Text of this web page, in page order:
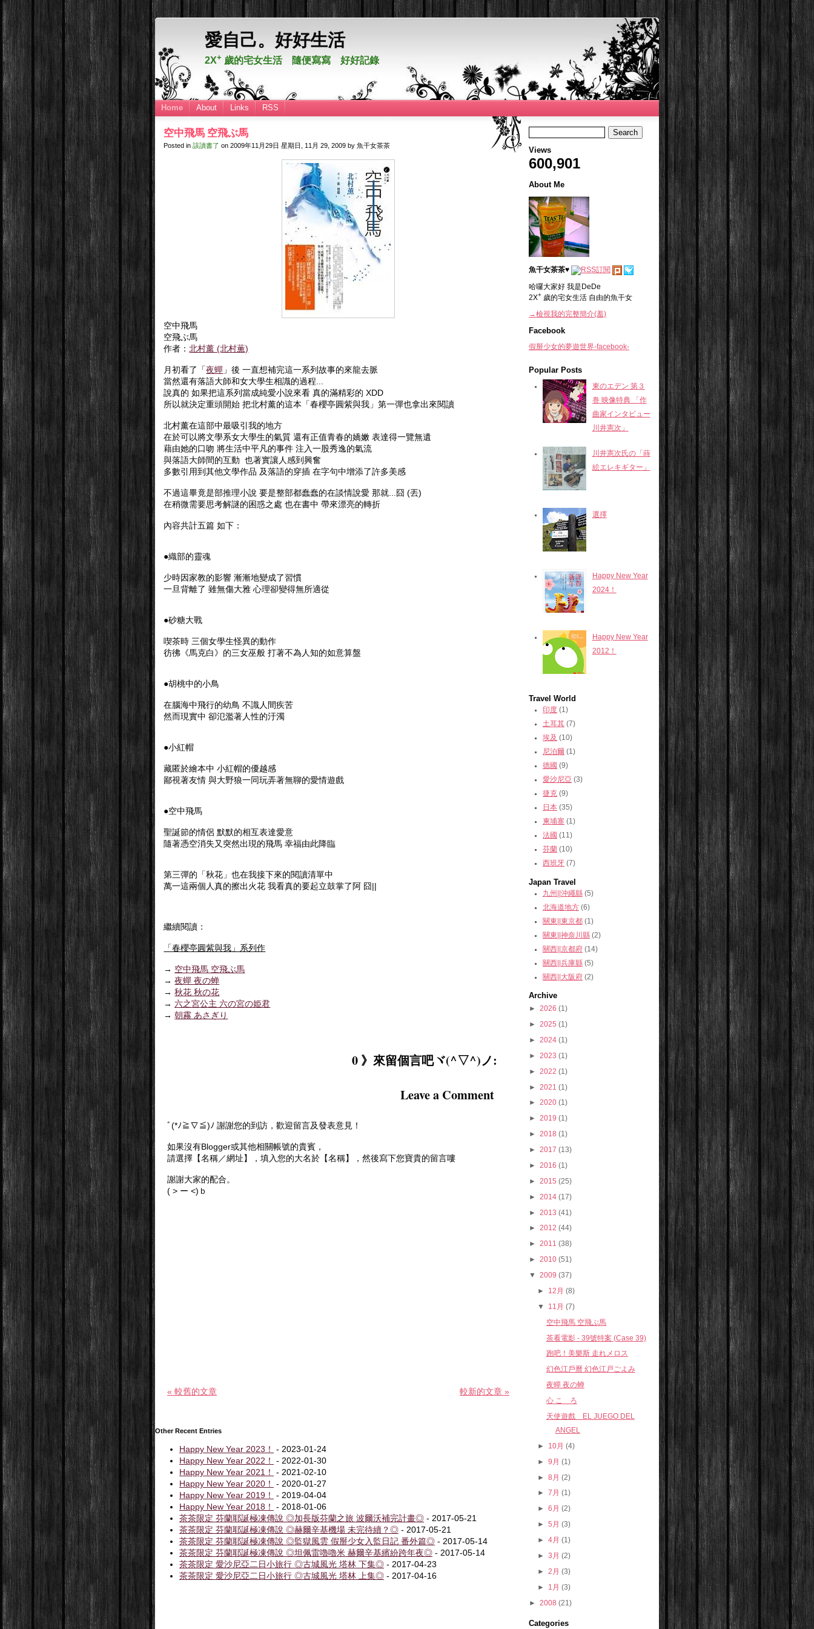
愛自己。好好生活
2X+ 歲的宅女生活 隨便寫寫 好好記錄
Home About Links RSS
空中飛馬 空飛ぶ馬
Posted in該讀書了 on2009年11月29日星期日, 11月 29, 2009by魚干女茶茶
空中飛馬
空飛ぶ馬
作者：北村薰 (北村薫)
月初看了「夜蟬 」後 一直想補完這一系列故事的來龍去脈
當然還有落語大師和女大學生相識的過程...
說真的 如果把這系列當成純愛小說來看 真的滿精彩的 XDD
所以就決定重頭開始 把北村薰的這本「春櫻亭圓紫與我」第一彈也拿出來閱讀
北村薰在這部中最吸引我的地方
在於可以將文學系女大學生的氣質 還有正值青春的嬌嫩 表達得一覽無遺
藉由她的口吻 將生活中平凡的事件 注入一股秀逸的氣流
與落語大師間的互動 也著實讓人感到興奮
多數引用到其他文學作品 及落語的穿插 在字句中增添了許多美感
不過這畢竟是部推理小說 要是整部都蠢蠢的在談情說愛 那就...囧 (丟)
在稍微需要思考解謎的困惑之處 也在書中 帶來漂亮的轉折
內容共計五篇 如下：
●織部的靈魂
少時因家教的影響 漸漸地變成了習慣
一旦背離了 雖無傷大雅 心理卻變得無所適從
●砂糖大戰
喫茶時 三個女學生怪異的動作
彷彿《馬克白》的三女巫般 打著不為人知的如意算盤
●胡桃中的小鳥
在腦海中飛行的幼鳥 不識人間疾苦
然而現實中 卻氾濫著人性的汙濁
●小紅帽
藏匿於繪本中 小紅帽的優越感
鄙視著友情 與大野狼一同玩弄著無聊的愛情遊戲
●空中飛馬
聖誕節的情侶 默默的相互表達愛意
隨著憑空消失又突然出現的飛馬 幸福由此降臨
第三彈的「秋花」也在我接下來的閱讀清單中
萬一這兩個人真的擦出火花 我看真的要起立鼓掌了阿 囧||
繼續閱讀：
「春櫻亭圓紫與我」系列作
→ 空中飛馬 空飛ぶ馬
→夜蟬 夜の蝉
→秋花 秋の花
→六之宮公主 六の宮の姫君
→朝霧 あさぎり
0 》來留個言吧ヾ(^▽^)ノ:
Leave a Comment
ﾞ(*ﾉ≧∇≦)ﾉ 謝謝您的到訪，歡迎留言及發表意見！
如果沒有Blogger或其他相關帳號的貴賓，
請選擇【名稱／網址】，填入您的大名於【名稱】，然後寫下您寶貴的留言嘍
謝謝大家的配合。
( > ー <)ｂ
較新的文章 »
« 較舊的文章
Other Recent Entries
Happy New Year 2023！
- 2023-01-24
Happy New Year 2022！
- 2022-01-30
Happy New Year 2021！
- 2021-02-10
Happy New Year 2020！
- 2020-01-27
Happy New Year 2019！
- 2019-04-04
Happy New Year 2018！
- 2018-01-06
茶茶限定 芬蘭耶誕極凍傳說 ◎加長版芬蘭之旅 波爾沃補完計畫◎ - 2017-05-21
茶茶限定 芬蘭耶誕極凍傳說 ◎赫爾辛基機場 未完待續？◎ - 2017-05-21
茶茶限定 芬蘭耶誕極凍傳說 ◎監獄風雲 假掰少女入監日記 番外篇◎ - 2017-05-14
茶茶限定 芬蘭耶誕極凍傳說 ◎坦佩雷嚕嚕米 赫爾辛基繽紛跨年夜◎ - 2017-05-14
茶茶限定 愛沙尼亞二日小旅行 ◎古城風光 塔林 下集◎ - 2017-04-23
茶茶限定 愛沙尼亞二日小旅行 ◎古城風光 塔林 上集◎ - 2017-04-16
Views
600,901
About Me
魚干女茶茶♥
哈囉大家好 我是DeDe
2X+ 歲的宅女生活 自由的魚干女
→檢視我的完整簡介(羞)
Facebook
假掰少女的夢遊世界-facebook-
Popular Posts
東のエデン 第３
巻 映像特典 「作
曲家インタビュー
川井憲次」
川井憲次氏の「蒔
絵エレキギター」
選擇
Happy New Year
2024！
Happy New Year
2012！
Travel World
印度 (1)
土耳其 (7)
埃及 (10)
尼泊爾 (1)
德國 (9)
愛沙尼亞 (3)
捷克 (9)
日本 (35)
柬埔寨 (1)
法國 (11)
芬蘭 (10)
西班牙 (7)
Japan Travel
九州||沖繩縣 (5)
北海道地方 (6)
關東||東京都 (1)
關東||神奈川縣 (2)
關西||京都府 (14)
關西||兵庫縣 (5)
關西||大阪府 (2)
Archive
► 2026 (1)
► 2025 (1)
► 2024 (1)
► 2023 (1)
► 2022 (1)
► 2021 (1)
► 2020 (1)
► 2019 (1)
► 2018 (1)
► 2017 (13)
► 2016 (1)
► 2015 (25)
► 2014 (17)
► 2013 (41)
► 2012 (44)
► 2011 (38)
► 2010 (51)
▼ 2009 (37)
► 12月 (8)
▼ 11月 (7)
空中飛馬 空飛ぶ馬
茶看電影 - 39號特案 (Case 39)
跑吧！美樂斯 走れメロス
幻色江戶曆 幻色江戸ごよみ
夜蟬 夜の蝉
心 こゝろ
天使遊戲 EL JUEGO DEL
ANGEL
► 10月 (4)
► 9月 (1)
► 8月 (2)
► 7月 (1)
► 6月 (2)
► 5月 (3)
► 4月 (1)
► 3月 (2)
► 2月 (3)
► 1月 (3)
► 2008 (21)
Categories